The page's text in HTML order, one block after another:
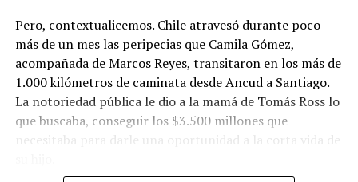
Pero, contextualicemos. Chile atravesó durante poco
más de un mes las peripecias que Camila Gómez,
acompañada de Marcos Reyes, transitaron en los más de
1.000 kilómetros de caminata desde Ancud a Santiago.
La notoriedad pública le dio a la mamá de Tomás Ross lo
que buscaba, conseguir los $3.500 millones que
necesitaba para darle una oportunidad a la corta vida de